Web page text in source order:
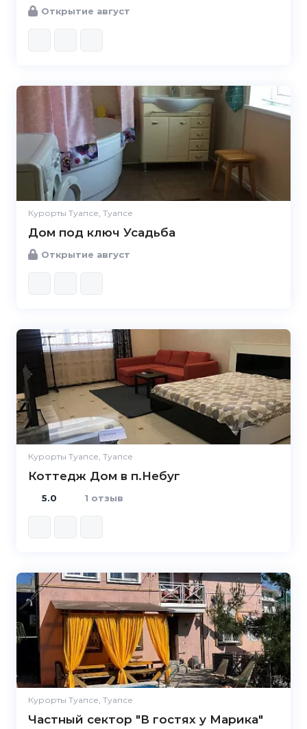
Открытие август
Курорты Туапсе, Туапсе
Дом под ключ Усадьба
Открытие август
Курорты Туапсе, Туапсе
Коттедж Дом в п.Небуг
5.0
5.0 1 отзыв
Курорты Туапсе, Туапсе
Частный сектор "В гостях у Марика"
5.0